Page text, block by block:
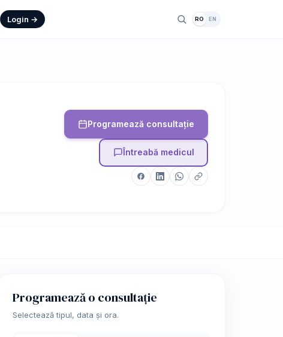
Login → RO EN
Programează consultație
Întreabă medicul
Programează o consultație
Selectează tipul, data și ora.